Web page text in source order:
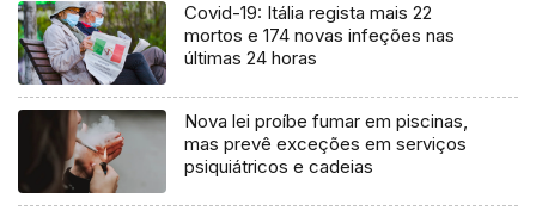
Covid-19: Itália regista mais 22
mortos e 174 novas infeções nas
últimas 24 horas
Nova lei proíbe fumar em piscinas,
mas prevê exceções em serviços
psiquiátricos e cadeias